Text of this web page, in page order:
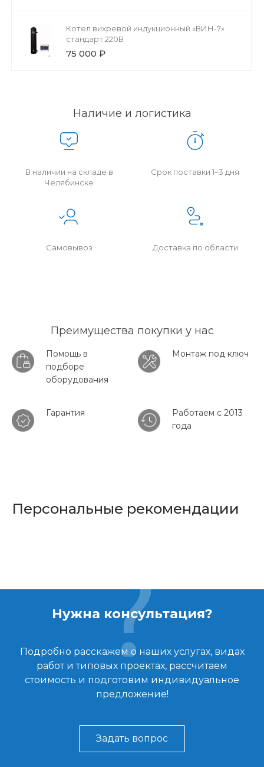
Котел вихревой индукционный «ВИН-7»
стандарт 220В
75 000 ₽
Наличие и логистика
В наличии на складе в
Челябинске
Срок поставки 1–3 дня
Самовывоз Доставка по области
Преимущества покупки у нас
Помощь в
подборе
оборудования
Монтаж под ключ
Гарантия
Работаем с 2013
года
Персональные рекомендации
Нужна консультация?
Подробно расскажем о наших услугах, видах
работ и типовых проектах, рассчитаем
стоимость и подготовим индивидуальное
предложение!
Задать вопрос